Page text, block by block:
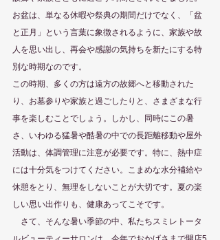
お盆は、単なる休暇や祭典の期間だけでなく、「盆
と正月」という言葉に象徴されるように、家族や故
人を思い出し、再会や感謝の気持ちを新たにする特
別な時期なのです。
この時期、多くの方は遠方の故郷へと移動された
り、お墓参りや家族と過ごしたりと、さまざまな行
事を楽しむことでしょう。しかし、同時にこの暑
さ、いわゆる猛暑や酷暑の中での長距離移動や屋外
活動は、体調管理に注意が必要です。特に、熱中症
には十分気をつけてください。こまめな水分補給や
休憩をとり、無理をしないことが大切です。夏の楽
しい思い出作りも、健康あってこそです。
さて、そんな暑い季節の中、私たちスミレトータ